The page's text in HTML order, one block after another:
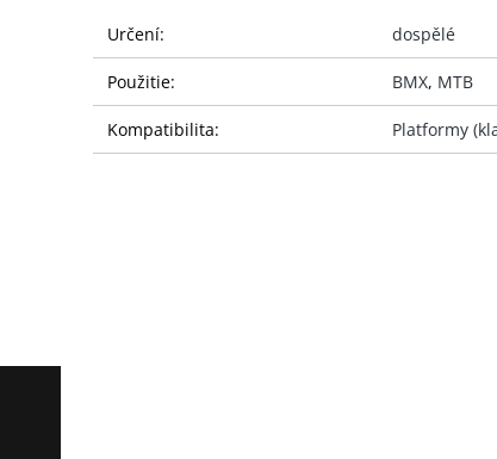
Určení: dospělé
Použitie: BMX, MTB
Kompatibilita: Platformy